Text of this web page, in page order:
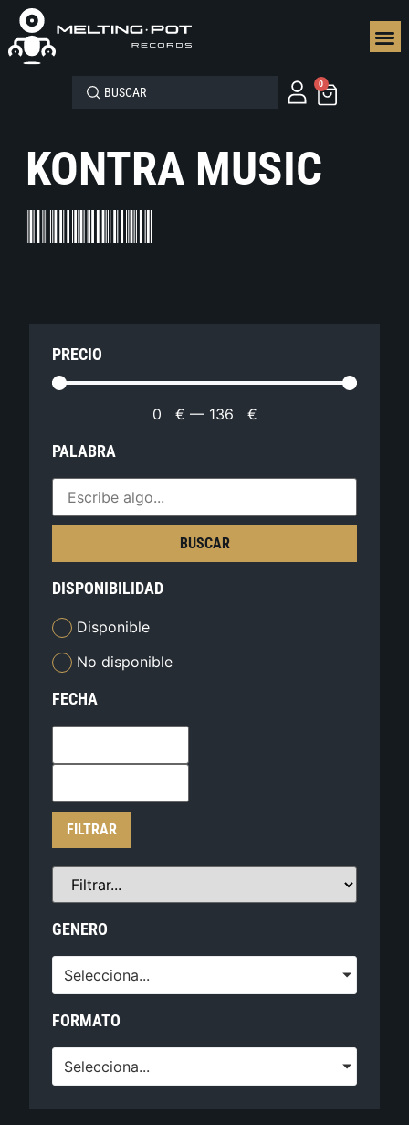
0
KONTRA MUSIC
PRECIO
0 € — 136 €
PALABRA
BUSCAR
DISPONIBILIDAD
Disponible
No disponible
FECHA
FILTRAR
GENERO
Selecciona...
FORMATO
Selecciona...